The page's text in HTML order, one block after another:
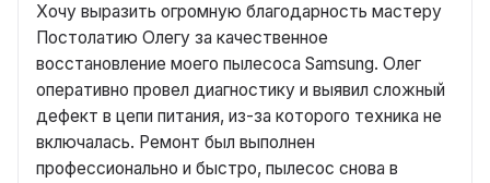
Хочу выразить огромную благодарность мастеру
Постолатию Олегу за качественное
восстановление моего пылесоса Samsung. Олег
оперативно провел диагностику и выявил сложный
дефект в цепи питания, из-за которого техника не
включалась. Ремонт был выполнен
профессионально и быстро, пылесос снова в